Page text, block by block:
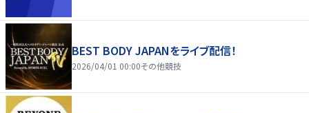
BEST BODY JAPANをライブ配信！
2026/04/01 00:00その他競技